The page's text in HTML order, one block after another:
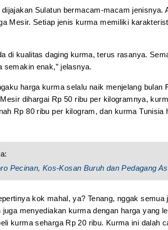
Sulatun bermacam-macam jenisnya.
Mesir. Setiap jenis kurma memiliki
di kualitas daging kurma, terus rasanya.
semakin enak,” jelasnya.
harga kurma selalu naik menjelang bulan
dihargai Rp 50 ribu per kilogramnya,
Rp 80 ribu per kilogram, dan kurma Tunisia
Pecinan, Kos-Kosan Buruh dan Pedagang
kok mahal, ya? Tenang, nggak
juga menyediakan kurma dengan harga yang
kurma seharga Rp 20 ribu. Kurma ini dalah